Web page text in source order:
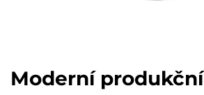
Moderní produkční